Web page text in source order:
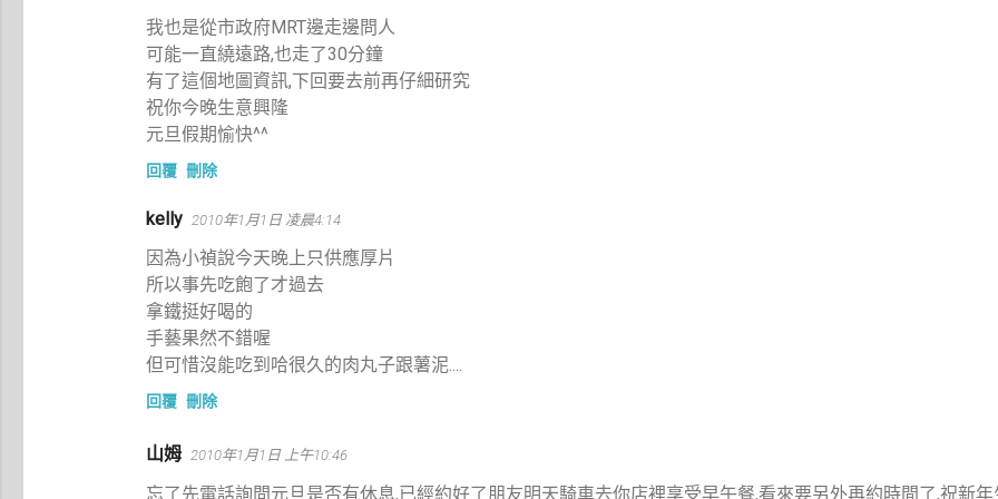
我也是從市政府MRT邊走邊問人
可能一直繞遠路,也走了30分鐘
有了這個地圖資訊,下回要去前再仔細研究
祝你今晚生意興隆
元旦假期愉快^^
回覆 刪除
kelly 2010年1月1日 凌晨4:14
因為小禎說今天晚上只供應厚片
所以事先吃飽了才過去
拿鐵挺好喝的
手藝果然不錯喔
但可惜沒能吃到哈很久的肉丸子跟薯泥....
回覆 刪除
山姆 2010年1月1日 上午10:46
忘了先電話詢問元旦是否有休息,已經約好了朋友明天騎車去你店裡享受早午餐,看來要另外再約時間了,祝新